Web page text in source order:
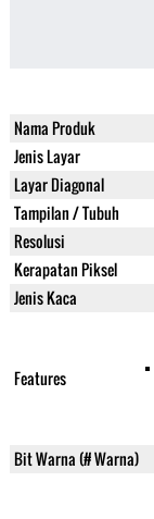
Nama Produk
Jenis Layar
Layar Diagonal
Tampilan / Tubuh
Resolusi
Kerapatan Piksel
Jenis Kaca
Features
Bit Warna (# Warna)